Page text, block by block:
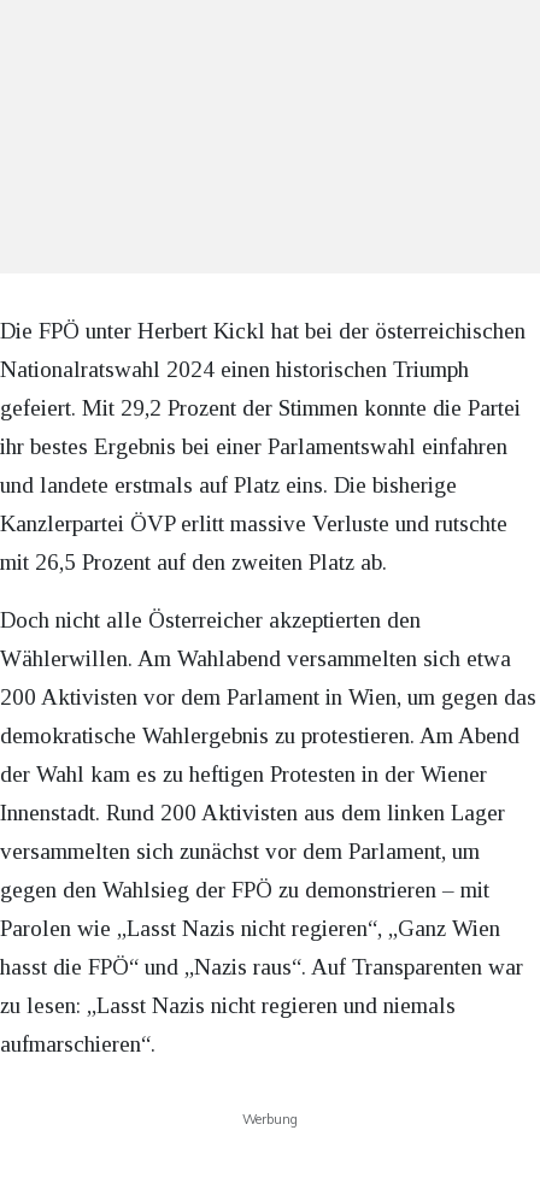
Die FPÖ unter Herbert Kickl hat bei der österreichischen
Nationalratswahl 2024 einen historischen Triumph
gefeiert. Mit 29,2 Prozent der Stimmen konnte die Partei
ihr bestes Ergebnis bei einer Parlamentswahl einfahren
und landete erstmals auf Platz eins. Die bisherige
Kanzlerpartei ÖVP erlitt massive Verluste und rutschte
mit 26,5 Prozent auf den zweiten Platz ab.
Doch nicht alle Österreicher akzeptierten den
Wählerwillen. Am Wahlabend versammelten sich etwa
200 Aktivisten vor dem Parlament in Wien, um gegen das
demokratische Wahlergebnis zu protestieren. Am Abend
der Wahl kam es zu heftigen Protesten in der Wiener
Innenstadt. Rund 200 Aktivisten aus dem linken Lager
versammelten sich zunächst vor dem Parlament, um
gegen den Wahlsieg der FPÖ zu demonstrieren – mit
Parolen wie „Lasst Nazis nicht regieren“, „Ganz Wien
hasst die FPÖ“ und „Nazis raus“. Auf Transparenten war
zu lesen: „Lasst Nazis nicht regieren und niemals
aufmarschieren“.
Werbung